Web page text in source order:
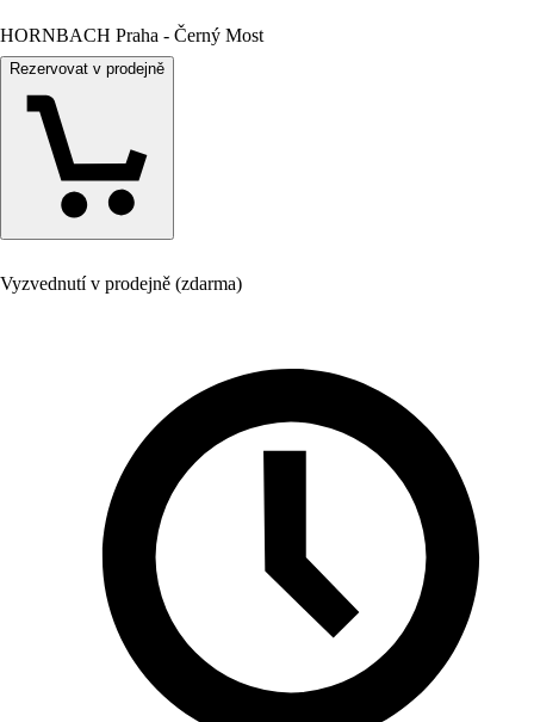
HORNBACH Praha - Černý Most
Rezervovat v prodejně
Vyzvednutí v prodejně (zdarma)